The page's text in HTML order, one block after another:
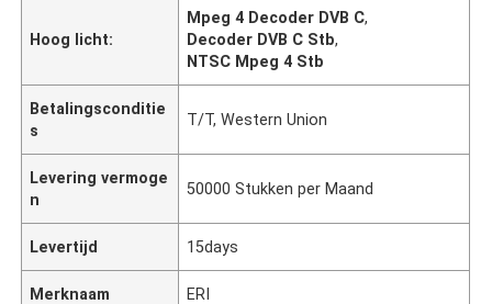
Hoog licht:
Mpeg 4 Decoder DVB C,
Decoder DVB C Stb,
NTSC Mpeg 4 Stb
Betalingsconditie
s
T/T, Western Union
Levering vermoge
n
50000 Stukken per Maand
Levertijd 15days
Merknaam ERI